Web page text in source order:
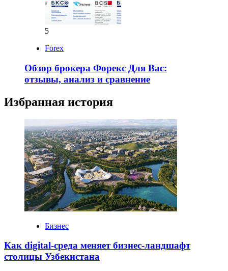
5
Forex
Обзор брокера Форекс Для Вас:
отзывы, анализ и сравнение
Избранная история
Бизнес
Как digital-среда меняет бизнес-ландшафт
столицы Узбекистана